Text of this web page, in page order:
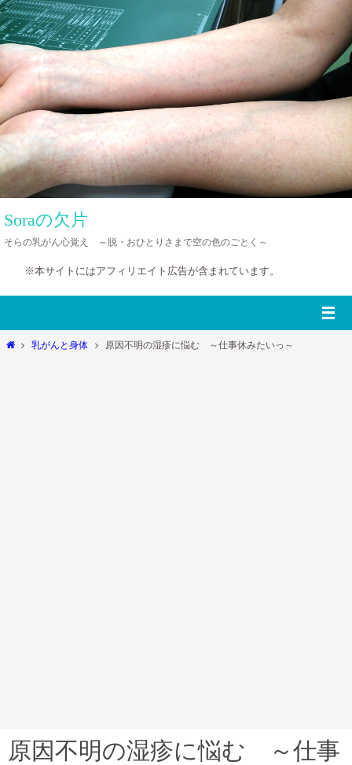
コ
ン
テ
ン
へ
キ
ッ
Soraの欠片
そらの乳がん心覚え ～脱・おひとりさまで空の色のごとく～
※本サイトにはアフィリエイト広告が含まれています。
ホ
乳がんと身体 原因不明の湿疹に悩む ～仕事休みたいっ～
原因不明の湿疹に悩む ～仕事